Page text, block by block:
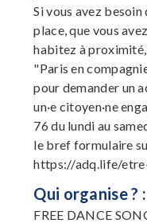
Si vous avez
place, que vous
habitez à
"Paris en
pour demander un
un·e citoyen·ne
76 du lundi au
le bref formulaire
https://adq.life/
Qui organise ? :
FREE DANCE